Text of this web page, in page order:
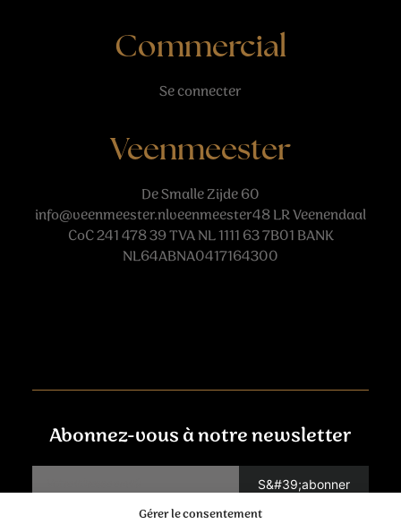
Gérer le consentement
Commercial
Se connecter
Veenmeester
De Smalle Zijde 60
info@veenmeester.nlveenmeester48LR Veenendaal
CoC 241 478 39 TVA NL 1111 63 7B01 BANK
NL64ABNA0417164300
Abonnez-vous à notre newsletter